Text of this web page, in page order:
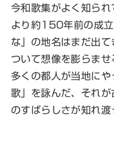
今和歌集がよく知ら
より約150年前の成
な」の地名はまだ出
ついて想像を膨らま
多くの都人が当地に
歌」を詠んだ、それ
のすばらしさが知れ